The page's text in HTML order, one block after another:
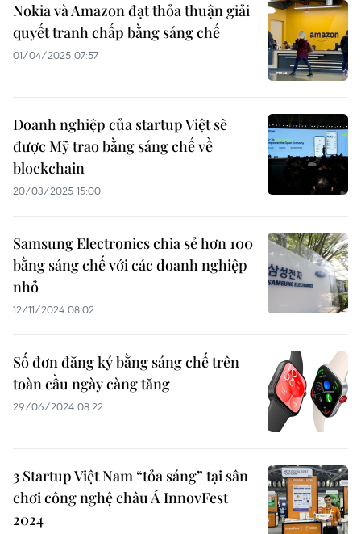
Nokia và Amazon đạt thỏa thuận giải
quyết tranh chấp bằng sáng chế
01/04/2025 07:57
Doanh nghiệp của startup Việt sẽ
được Mỹ trao bằng sáng chế về
blockchain
20/03/2025 15:00
Samsung Electronics chia sẻ hơn 100
bằng sáng chế với các doanh nghiệp
nhỏ
12/11/2024 08:02
Số đơn đăng ký bằng sáng chế trên
toàn cầu ngày càng tăng
29/06/2024 08:22
3 Startup Việt Nam “tỏa sáng” tại sân
chơi công nghệ châu Á InnovFest
2024